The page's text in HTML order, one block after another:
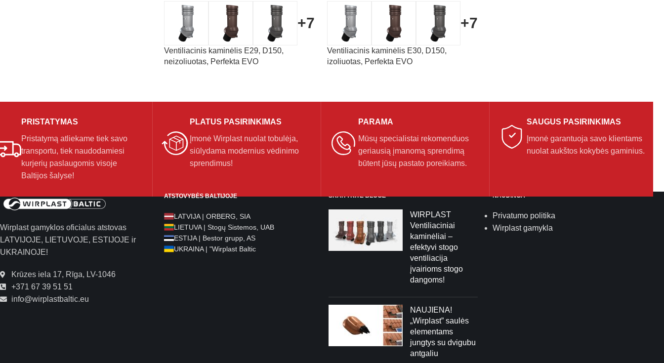
+7
Ventiliacinis kaminėlis E29, D150,
neizoliuotas, Perfekta EVO
+7
Ventiliacinis kaminėlis E30, D150,
izoliuotas, Perfekta EVO
PRISTATYMAS
Pristatymą atliekame tiek savo
transportu, tiek naudodamiesi
kurjerių paslaugomis visoje
Baltijos šalyse!
PLATUS PASIRINKIMAS
Įmonė Wirplast nuolat tobulėja,
siūlydama modernius vėdinimo
sprendimus!
PARAMA
Mūsų specialistai rekomenduos
geriausią įmanomą sprendimą
būtent jūsų pastato poreikiams.
SAUGUS PASIRINKIMAS
Įmonė garantuoja savo klientams
nuolat aukštos kokybės gaminius.
Wirplast gamyklos oficialus atstovas
LATVIJOJE, LIETUVOJE, ESTIJOJE ir
UKRAINOJE!
Krūzes iela 17, Rīga, LV-1046
+371 67 39 51 51
info@wirplastbaltic.eu
ATSTOVYBĖS BALTIJOJE
LATVIJA | ORBERG, SIA
LIETUVA | Stogų Sistemos, UAB
ESTIJA | Bestor grupp, AS
UKRAINA | "Wirplast Baltic
SKAITYKITE BLOGE
WIRPLAST
Ventiliaciniai
kaminėliai –
efektyvi stogo
ventiliacija
įvairioms stogo
dangoms!
NAUJIENA!
„Wirplast” saulės
elementams
jungtys su dvigubu
antgaliu
NAUDINGA
Privatumo politika
Wirplast gamykla